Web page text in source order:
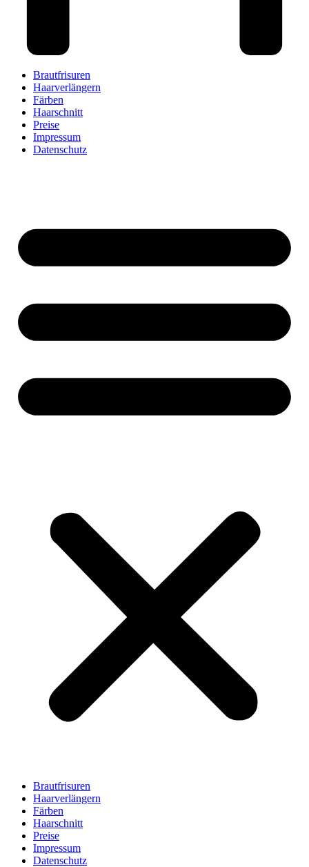
Brautfrisuren
Haarverlängern
Färben
Haarschnitt
Preise
Impressum
Datenschutz
Brautfrisuren
Haarverlängern
Färben
Haarschnitt
Preise
Impressum
Datenschutz